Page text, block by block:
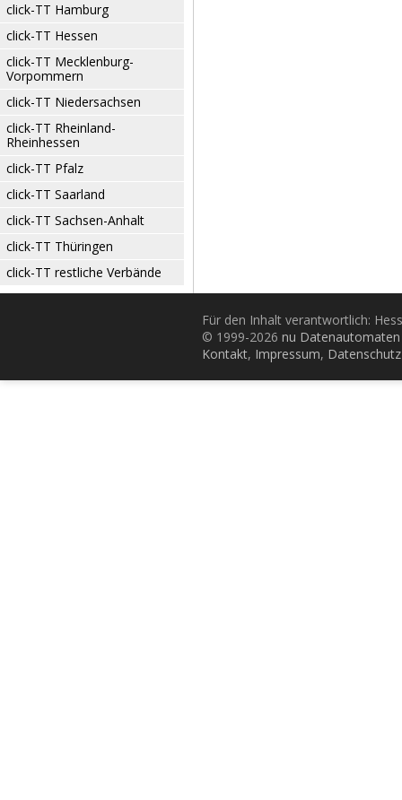
click-TT Hamburg
click-TT Hessen
click-TT Mecklenburg-
Vorpommern
click-TT Niedersachsen
click-TT Rheinland-
Rheinhessen
click-TT Pfalz
click-TT Saarland
click-TT Sachsen-Anhalt
click-TT Thüringen
click-TT restliche Verbände
Für den Inhalt verantwortlich:
© 1999-2026 nu
Kontakt, Impressum, Datenschutz